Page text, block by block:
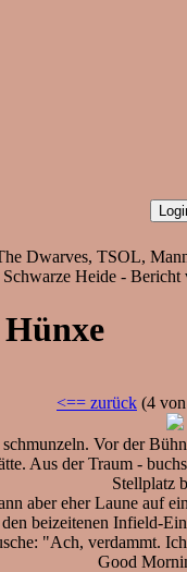
Dwarves, TSOL,
Heide - Bericht
<== zurück (4
Vor der
Aus der Traum -
Stellplatz
aber eher Laune auf
beizeitenen Infield-
"Ach, verdammt.
Good